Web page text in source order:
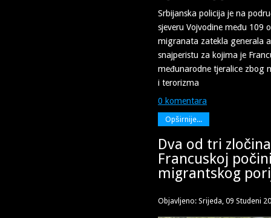
Srbijanska policija je na
sjeveru Vojvodine među 109
migranata zatekla generala
snajperistu za kojima je
međunarodne tjeralice zbog
i terorizma
0 komentara
Opširnije...
Dva od tri
Francuskoj
migrantskog
Objavljeno: Srijeda, 09 Studeni